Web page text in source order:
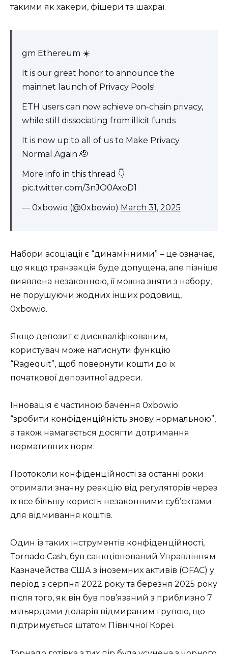
такими як хакери, фішери та шахраї.
gm Ethereum ☀️
It is our great honor to announce the
mainnet launch of Privacy Pools!
ETH users can now achieve on-chain privacy,
while still dissociating from illicit funds
It is now up to all of us to Make Privacy
Normal Again 🫡
More info in this thread 👇
pic.twitter.com/3nJO0AxoD1
— 0xbow.io (@0xbowio) March 31, 2025
Набори асоціації є “динамічними” – це означає,
що якщо транзакція буде допущена, але пізніше
виявлена ​​незаконною, її можна зняти з набору,
не порушуючи жодних інших родовищ,
0xbow.io.
Якщо депозит є дискваліфікованим,
користувач може натиснути функцію
“Ragequit”, щоб повернути кошти до їх
початкової депозитної адреси.
Інновація є частиною бачення 0xbow.io
“зробити конфіденційність знову нормальною”,
а також намагається досягти дотримання
нормативних норм.
Протоколи конфіденційності за останні роки
отримали значну реакцію від регуляторів через
їх все більшу користь незаконними суб’єктами
для відмивання коштів.
Один із таких інструментів конфіденційності,
Tornado Cash, був санкціонований Управлінням
Казначейства США з іноземних активів (OFAC) у
період з серпня 2022 року та березня 2025 року
після того, як він був пов’язаний з приблизно 7
мільярдами доларів відмираним групою, що
підтримується штатом Північної Кореї.